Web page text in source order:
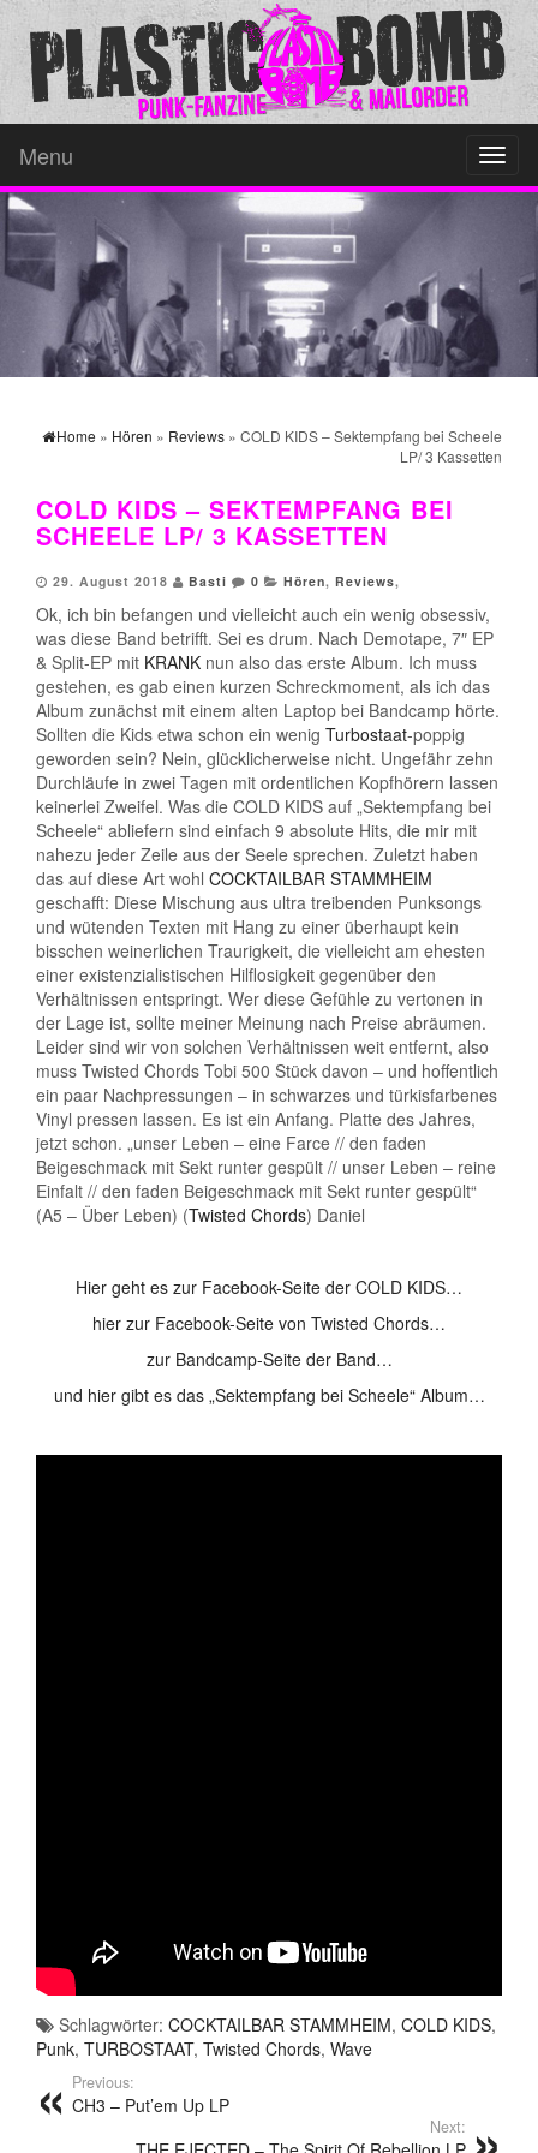
Menu
Home » Hören » Reviews » COLD KIDS – Sektempfang bei Scheele
LP/ 3 Kassetten
COLD KIDS – SEKTEMPFANG BEI
SCHEELE LP/ 3 KASSETTEN
29. August 2018 Basti 0 Hören, Reviews,
Ok, ich bin befangen und vielleicht auch ein wenig obsessiv,
was diese Band betrifft. Sei es drum. Nach Demotape, 7″ EP
& Split-EP mit KRANK nun also das erste Album. Ich muss
gestehen, es gab einen kurzen Schreckmoment, als ich das
Album zunächst mit einem alten Laptop bei Bandcamp hörte.
Sollten die Kids etwa schon ein wenig Turbostaat-poppig
geworden sein? Nein, glücklicherweise nicht. Ungefähr zehn
Durchläufe in zwei Tagen mit ordentlichen Kopfhörern lassen
keinerlei Zweifel. Was die COLD KIDS auf „Sektempfang bei
Scheele“ abliefern sind einfach 9 absolute Hits, die mir mit
nahezu jeder Zeile aus der Seele sprechen. Zuletzt haben
das auf diese Art wohl COCKTAILBAR STAMMHEIM
geschafft: Diese Mischung aus ultra treibenden Punksongs
und wütenden Texten mit Hang zu einer überhaupt kein
bisschen weinerlichen Traurigkeit, die vielleicht am ehesten
einer existenzialistischen Hilflosigkeit gegenüber den
Verhältnissen entspringt. Wer diese Gefühle zu vertonen in
der Lage ist, sollte meiner Meinung nach Preise abräumen.
Leider sind wir von solchen Verhältnissen weit entfernt, also
muss Twisted Chords Tobi 500 Stück davon – und hoffentlich
ein paar Nachpressungen – in schwarzes und türkisfarbenes
Vinyl pressen lassen. Es ist ein Anfang. Platte des Jahres,
jetzt schon. „unser Leben – eine Farce // den faden
Beigeschmack mit Sekt runter gespült // unser Leben – reine
Einfalt // den faden Beigeschmack mit Sekt runter gespült“
(A5 – Über Leben) (Twisted Chords) Daniel
Hier geht es zur Facebook-Seite der COLD KIDS…
hier zur Facebook-Seite von Twisted Chords…
zur Bandcamp-Seite der Band…
und hier gibt es das „Sektempfang bei Scheele“ Album…
Schlagwörter: COCKTAILBAR STAMMHEIM, COLD KIDS,
Punk, TURBOSTAAT, Twisted Chords, Wave
Previous:
CH3 – Put’em Up LP
Next: